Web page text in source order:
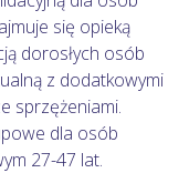
się opieką
dorosłych osób
z dodatkowymi
sprzężeniami.
dla osób
27-47 lat.